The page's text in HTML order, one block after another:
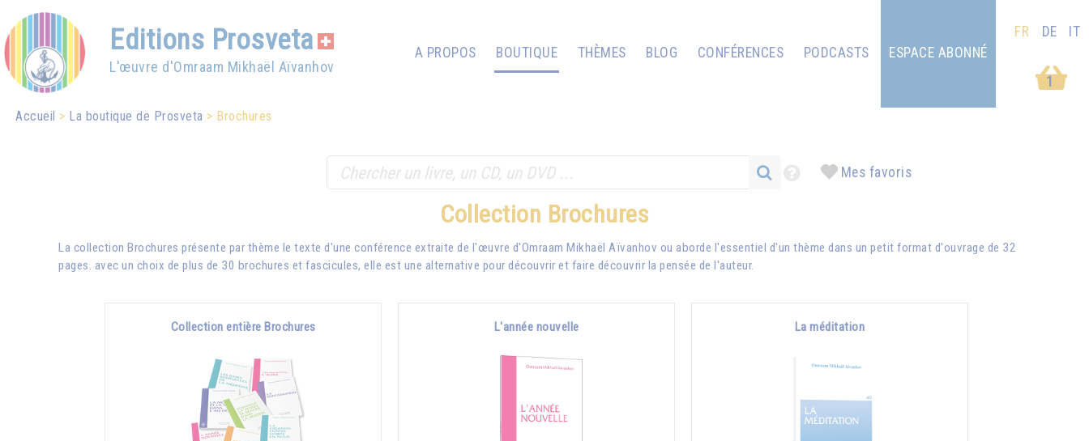
Editions Prosveta
L'œuvre d'Omraam Mikhaël Aïvanhov
A PROPOS BOUTIQUE THÈMES BLOG CONFÉRENCES
PODCASTS
1
ESPACE ABONNÉ
FR DE IT
Accueil La boutique de Prosveta Brochures
Mes favoris
Collection Brochures
La collection Brochures présente par thème le texte d'une conférence extraite de l'œuvre d'Omraam Mikhaël Aïvanhov ou aborde l'essentiel d'un thème dans un petit format d'ouvrage de 32
pages. avec un choix de plus de 30 brochures et fascicules, elle est une alternative pour découvrir et faire découvrir la pensée de l'auteur.
Collection entière Brochures L'année nouvelle La méditation